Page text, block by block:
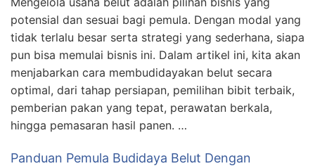
potensial dan sesuai bagi pemula. Dengan modal yang
tidak terlalu besar serta strategi yang sederhana, siapa
pun bisa memulai bisnis ini. Dalam artikel ini, kita akan
menjabarkan cara membudidayakan belut secara
optimal, dari tahap persiapan, pemilihan bibit terbaik,
pemberian pakan yang tepat, perawatan berkala,
hingga pemasaran hasil panen. …
Panduan Pemula Budidaya Belut Dengan